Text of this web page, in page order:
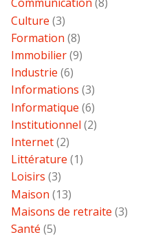
Communication (8)
Culture (3)
Formation (8)
Immobilier(9)
Industrie (6)
Informations (3)
Informatique (6)
Institutionnel (2)
Internet(2)
Littérature (1)
Loisirs (3)
Maison (13)
Maisons de retraite (3)
Santé (5)